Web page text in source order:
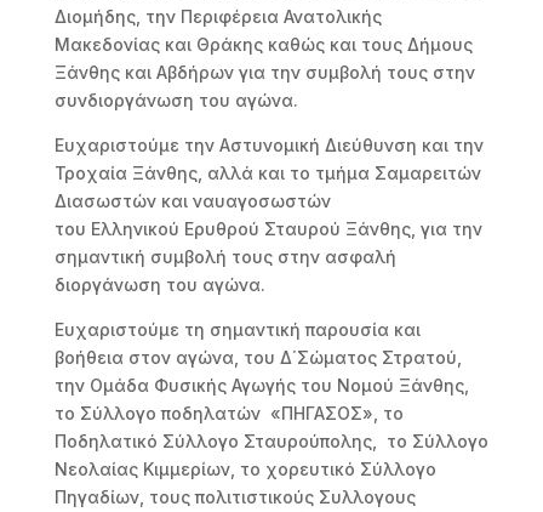
Διομήδης, την Περιφέρεια Ανατολικής
Μακεδονίας και Θράκης καθώς και τους Δήμους
Ξάνθης και Αβδήρων για την συμβολή τους στην
συνδιοργάνωση του αγώνα.
Ευχαριστούμε την Αστυνομική Διεύθυνση και την
Τροχαία Ξάνθης, αλλά και το τμήμα Σαμαρειτών
Διασωστών και ναυαγοσωστών
του Ελληνικού Ερυθρού Σταυρού Ξάνθης, για την
σημαντική συμβολή τους στην ασφαλή
διοργάνωση του αγώνα.
Ευχαριστούμε τη σημαντική παρουσία και
βοήθεια στον αγώνα, του Δ΄Σώματος Στρατού,
την Ομάδα Φυσικής Αγωγής του Νομού Ξάνθης,
το Σύλλογο ποδηλατών «ΠΗΓΑΣΟΣ», το
Ποδηλατικό Σύλλογο Σταυρούπολης, το Σύλλογο
Νεολαίας Κιμμερίων, το χορευτικό Σύλλογο
Πηγαδίων, τους πολιτιστικούς Συλλογους